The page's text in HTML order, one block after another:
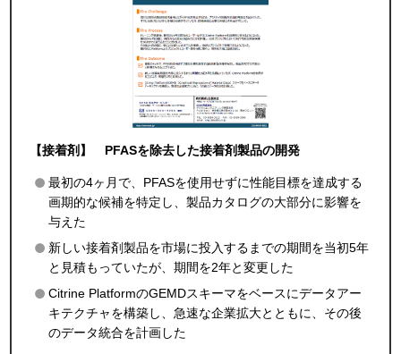
【接着剤】 PFASを除去した接着剤製品の開発
最初の4ヶ月で、PFASを使用せずに性能目標を達成する
画期的な候補を特定し、製品カタログの大部分に影響を
与えた
新しい接着剤製品を市場に投入するまでの期間を当初5年
と見積もっていたが、期間を2年と変更した
Citrine PlatformのGEMDスキーマをベースにデータアー
キテクチャを構築し、急速な企業拡大とともに、その後
のデータ統合を計画した